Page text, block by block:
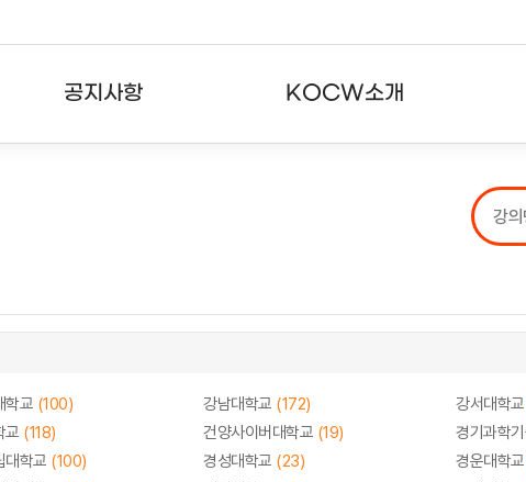
공지사항 KOCW소개
학교 (100) 강남대학교 (172) 강서대학교
교 (118) 건양사이버대학교 (19) 경기과학
대학교 (100) 경성대학교 (23) 경운대학교